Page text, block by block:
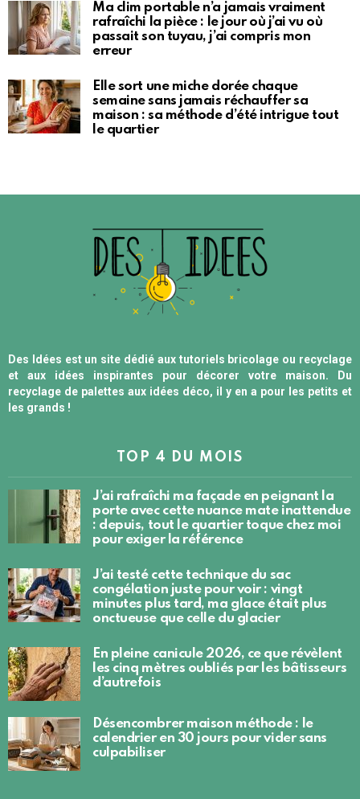
Ma clim portable n’a jamais vraiment
rafraîchi la pièce : le jour où j’ai vu où
passait son tuyau, j’ai compris mon
erreur
Elle sort une miche dorée chaque
semaine sans jamais réchauffer sa
maison : sa méthode d’été intrigue tout
le quartier
Des Idées est un site dédié aux tutoriels bricolage ou recyclage
et aux idées inspirantes pour décorer votre maison. Du
recyclage de palettes aux idées déco, il y en a pour les petits et
les grands !
TOP 4 DU MOIS
J’ai rafraîchi ma façade en peignant la
porte avec cette nuance mate inattendue
: depuis, tout le quartier toque chez moi
pour exiger la référence
J’ai testé cette technique du sac
congélation juste pour voir : vingt
minutes plus tard, ma glace était plus
onctueuse que celle du glacier
En pleine canicule 2026, ce que révèlent
les cinq mètres oubliés par les bâtisseurs
d’autrefois
Désencombrer maison méthode : le
calendrier en 30 jours pour vider sans
culpabiliser